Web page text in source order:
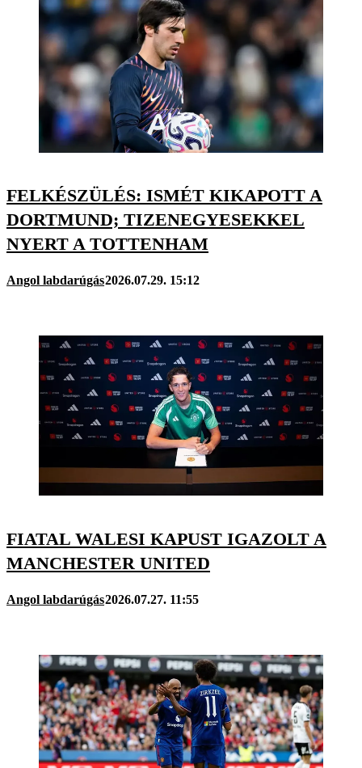
FELKÉSZÜLÉS: ISMÉT KIKAPOTT A
DORTMUND; TIZENEGYESEKKEL
NYERT A TOTTENHAM
Angol labdarúgás2026.07.29. 15:12
FIATAL WALESI KAPUST IGAZOLT A
MANCHESTER UNITED
Angol labdarúgás2026.07.27. 11:55